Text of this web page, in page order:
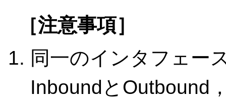
［注意事項］
同一のインタフェー
InboundとOutbound